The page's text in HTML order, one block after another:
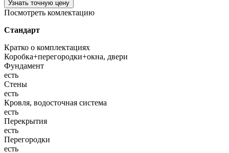
Узнать точную цену
Посмотреть комлектацию
Стандарт
Кратко о комплектациях
Коробка+перегородки+окна, двери
Фундамент
есть
Стены
есть
Кровля, водосточная система
есть
Перекрытия
есть
Перегородки
есть